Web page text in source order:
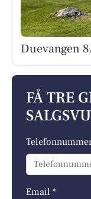
Duevangen
FÅ TRE
Email *